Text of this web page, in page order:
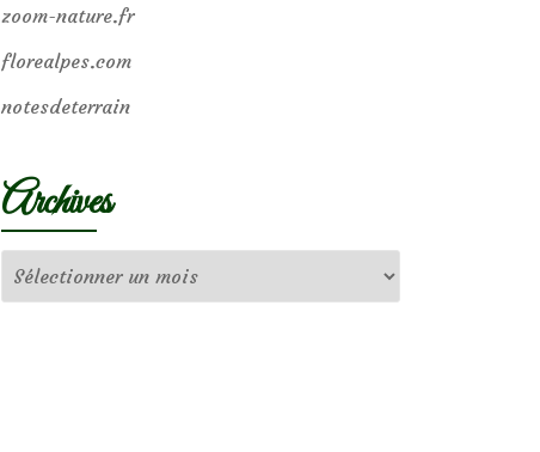
zoom-nature.fr
florealpes.com
notesdeterrain
Archives
Archives